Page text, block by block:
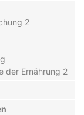
2
der Er­nähr­ung 2